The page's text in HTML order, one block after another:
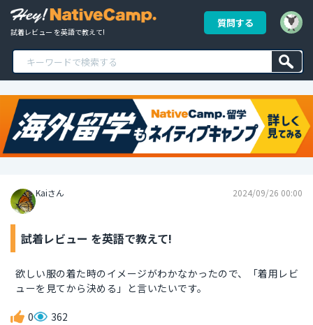
試着レビュー を英語で教えて!
質問する
Kaiさん 2024/09/26 00:00
試着レビュー を英語で教えて!
欲しい服の着た時のイメージがわかなかったので、「着用レビ
ューを見てから決める」と言いたいです。
0 362